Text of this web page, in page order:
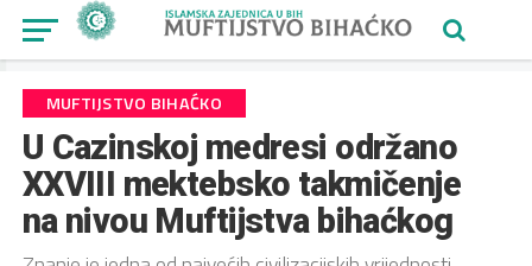
MUFTIJSTVO BIHAĆKO
U Cazinskoj medresi održano
XXVIII mektebsko takmičenje
na nivou Muftijstva bihaćkog